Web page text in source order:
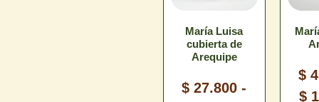
María Luisa
cubierta de
Arequipe
$ 27.800 -
$
$